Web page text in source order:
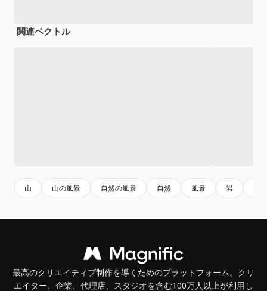
関連ベクトル
山 山の風景 自然の風景 自然 風景 岩
最高のクリエイティブ制作を導くためのプラットフォーム。クリ
エイター、企業、代理店、スタジオを含む100万人以上が利用し